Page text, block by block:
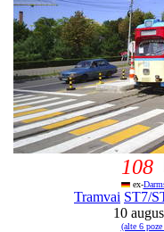
108
ex-
Tramvai ST7/
10
(alte 6